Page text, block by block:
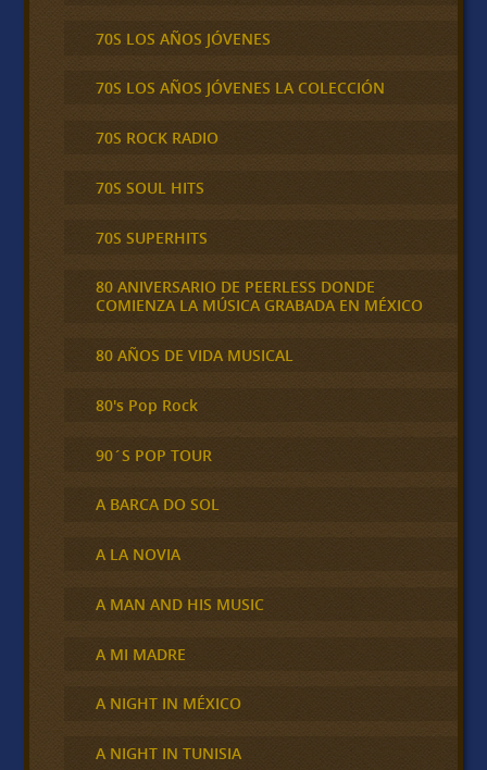
70S LOS AÑOS JÓVENES
70S LOS AÑOS JÓVENES LA COLECCIÓN
70S ROCK RADIO
70S SOUL HITS
70S SUPERHITS
80 ANIVERSARIO DE PEERLESS DONDE
COMIENZA LA MÚSICA GRABADA EN MÉXICO
80 AÑOS DE VIDA MUSICAL
80's Pop Rock
90´S POP TOUR
A BARCA DO SOL
A LA NOVIA
A MAN AND HIS MUSIC
A MI MADRE
A NIGHT IN MÉXICO
A NIGHT IN TUNISIA